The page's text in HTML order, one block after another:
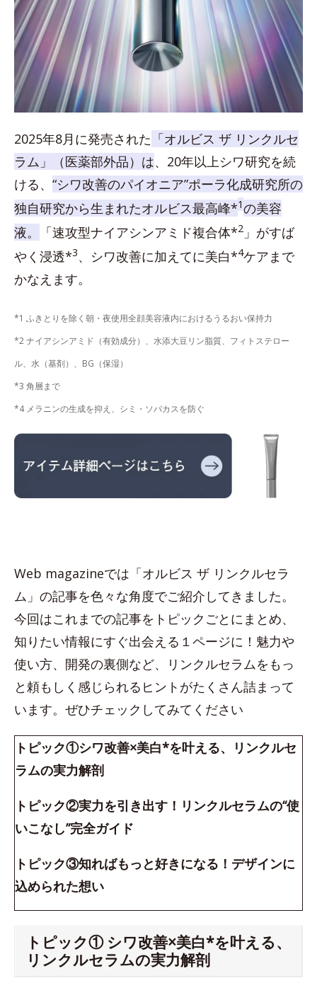
2025年8月に発売された 「オルビス ザ リンクルセ
ラム」（医薬部外品）は、20年以上シワ研究を続
ける、 “シワ改善のパイオニア”ポーラ化成研究所の
独自研究から生まれたオルビス最高峰*1の美容
液。
「速攻型ナイアシンアミド複合体*2 」がすば
やく浸透*3、シワ改善に加えてに美白*4ケアまで
かなえます。
*1 ふきとりを除く朝・夜使用全顔美容液内におけるうるおい保持力
*2 ナイアシンアミド（有効成分）、水添大豆リン脂質、フィトステロー
ル、水（基剤）、BG（保湿）
*3 角層まで
*4 メラニンの生成を抑え、シミ・ソバカスを防ぐ
Web magazineでは「オルビス ザ リンクルセラ
ム」の記事を色々な角度でご紹介してきました。
今回はこれまでの記事をトピックごとにまとめ、
知りたい情報にすぐ出会える１ページに！魅力や
使い方、開発の裏側など、リンクルセラムをもっ
と頼もしく感じられるヒントがたくさん詰まって
います。ぜひチェックしてみてください
トピック①シワ改善×美白*を叶える、リンクルセ
ラムの実力解剖
トピック②実力を引き出す！リンクルセラムの“使
いこなし”完全ガイド
トピック③知ればもっと好きになる！デザインに
込められた想い
トピック① シワ改善×美白*を叶える、
リンクルセラムの実力解剖